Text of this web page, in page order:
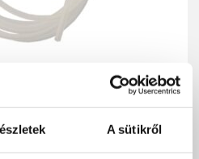
A sütikről
0,30mm-1m